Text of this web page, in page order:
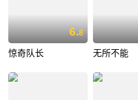
6.8
惊奇队长 无所不能